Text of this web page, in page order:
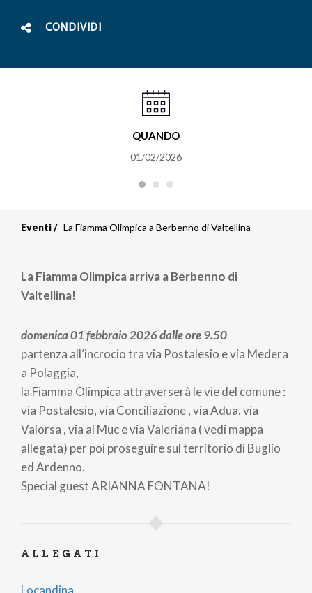
CONDIVIDI
QUANDO
01/02/2026
Eventi La Fiamma Olimpica a Berbenno di Valtellina
La Fiamma Olimpica arriva a Berbenno di
Valtellina!
domenica 01 febbraio 2026 dalle ore 9.50
partenza all’incrocio tra via Postalesio e via Medera
a Polaggia,
la Fiamma Olimpica attraverserà le vie del comune :
via Postalesio, via Conciliazione , via Adua, via
Valorsa , via al Muc e via Valeriana ( vedi mappa
allegata) per poi proseguire sul territorio di Buglio
ed Ardenno.
Special guest ARIANNA FONTANA!
ALLEGATI
Locandina